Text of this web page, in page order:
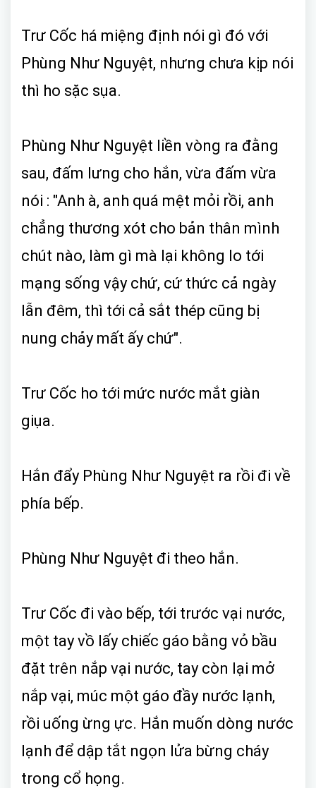
Trư Cốc há miệng định nói gì đó với
Phùng Như Nguyệt, nhưng chưa kịp nói
thì ho sặc sụa.
Phùng Như Nguyệt liền vòng ra đằng
sau, đấm lưng cho hắn, vừa đấm vừa
nói : "Anh à, anh quá mệt mỏi rồi, anh
chẳng thương xót cho bản thân mình
chút nào, làm gì mà lại không lo tới
mạng sống vậy chứ, cứ thức cả ngày
lẫn đêm, thì tới cả sắt thép cũng bị
nung chảy mất ấy chứ".
Trư Cốc ho tới mức nước mắt giàn
giụa.
Hắn đẩy Phùng Như Nguyệt ra rồi đi về
phía bếp.
Phùng Như Nguyệt đi theo hắn.
Trư Cốc đi vào bếp, tới trước vại nước,
một tay vồ lấy chiếc gáo bằng vỏ bầu
đặt trên nắp vại nước, tay còn lại mở
nắp vại, múc một gáo đầy nước lạnh,
rồi uống ừng ực. Hắn muốn dòng nước
lạnh để dập tắt ngọn lửa bừng cháy
trong cổ họng.